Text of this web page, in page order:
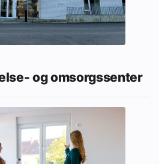
og omsorgssenter